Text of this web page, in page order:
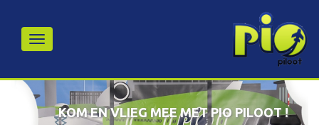
KOM EN VLIEG MEE MET PIO PILOOT !